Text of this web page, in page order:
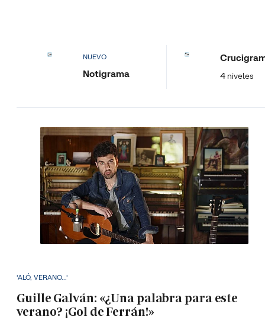
NUEVO
Notigrama 4 niveles
'ALÓ, VERANO...'
Guille Galván: «¿Una palabra para este
verano? ¡Gol de Ferrán!»